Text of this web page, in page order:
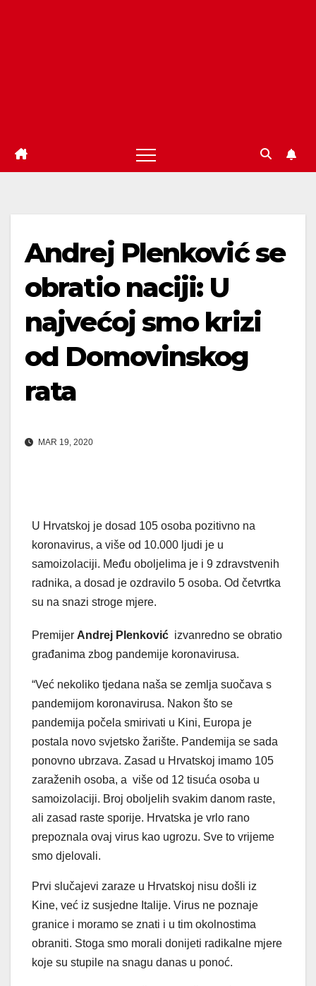
Andrej Plenković se
obratio naciji: U
najvećoj smo krizi
od Domovinskog
rata
MAR 19, 2020
U Hrvatskoj je dosad 105 osoba pozitivno na
koronavirus, a više od 10.000 ljudi je u
samoizolaciji. Među oboljelima je i 9 zdravstvenih
radnika, a dosad je ozdravilo 5 osoba. Od četvrtka
su na snazi stroge mjere.
Premijer Andrej Plenković izvanredno se obratio
građanima zbog pandemije koronavirusa.
“Već nekoliko tjedana naša se zemlja suočava s
pandemijom koronavirusa. Nakon što se
pandemija počela smirivati u Kini, Europa je
postala novo svjetsko žarište. Pandemija se sada
ponovno ubrzava. Zasad u Hrvatskoj imamo 105
zaraženih osoba, a više od 12 tisuća osoba u
samoizolaciji. Broj oboljelih svakim danom raste,
ali zasad raste sporije. Hrvatska je vrlo rano
prepoznala ovaj virus kao ugrozu. Sve to vrijeme
smo djelovali.
Prvi slučajevi zaraze u Hrvatskoj nisu došli iz
Kine, već iz susjedne Italije. Virus ne poznaje
granice i moramo se znati i u tim okolnostima
obraniti. Stoga smo morali donijeti radikalne mjere
koje su stupile na snagu danas u ponoć.